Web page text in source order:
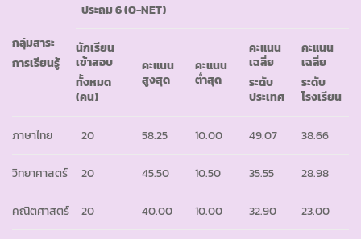
กลุ่มสาระ
การเรียนรู้
ประถม 6 (O-NET)
นักเรียน
เข้าสอบ
ทั้งหมด
(คน)
คะแนน
สูงสุด
คะแนน
ต่ำสุด
คะแนน
เฉลี่ย
ระดับ
ประเทศ
คะแนน
เฉลี่ย
ระดับ
โรงเรียน
ภาษาไทย 20 58.25 10.00 49.07 38.66
วิทยาศาสตร์ 20 45.50 10.50 35.55 28.98
คณิตศาสตร์ 20 40.00 10.00 32.90 23.00